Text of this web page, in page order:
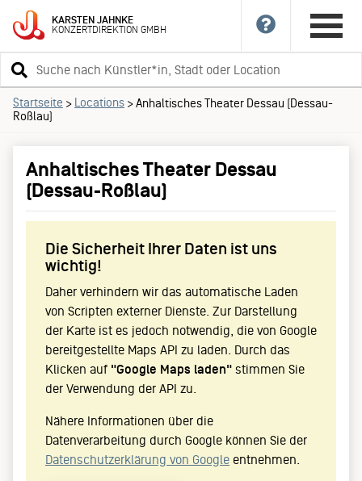
KARSTENJAHNKE
KONZERTDIREKTIONGMBH
Suchbegriff
eingeben
Startseite > Locations >Anhaltisches Theater Dessau (Dessau-
Roßlau)
Anhaltisches Theater Dessau
(Dessau-Roßlau)
Die Sicherheit Ihrer Daten ist uns
wichtig!
Daher verhindern wir das automatische Laden
von Scripten externer Dienste. Zur Darstellung
der Karte ist es jedoch notwendig, die von Google
bereitgestellte Maps API zu laden. Durch das
Klicken auf "Google Maps laden" stimmen Sie
der Verwendung der API zu.
Nähere Informationen über die
Datenverarbeitung durch Google können Sie der
Datenschutzerklärung von Google entnehmen.